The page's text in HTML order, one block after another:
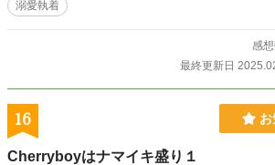
溺愛執着
感
最終更新日
16
Cherryboyはナマイキ盛り１